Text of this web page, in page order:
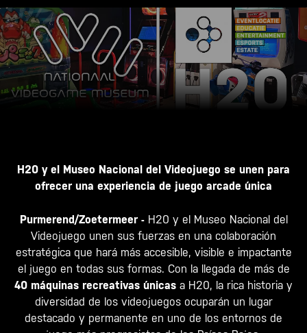
H20 y el Museo Nacional del Videojuego se unen para
ofrecer una experiencia de juego arcade única
Purmerend/Zoetermeer -H20 y el Museo Nacional del
Videojuego unen sus fuerzas en una colaboración
estratégica que hará más accesible, visible e impactante
el juego en todas sus formas. Con la llegada de más de
40 máquinas recreativas únicas a H20, la rica historia y
diversidad de los videojuegos ocuparán un lugar
destacado y permanente en uno de los entornos de